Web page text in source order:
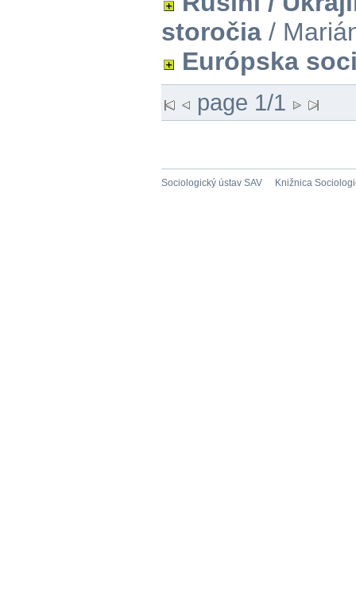
storočia /
Európska
page 1/1
Sociologický ústav SAV Knižnica